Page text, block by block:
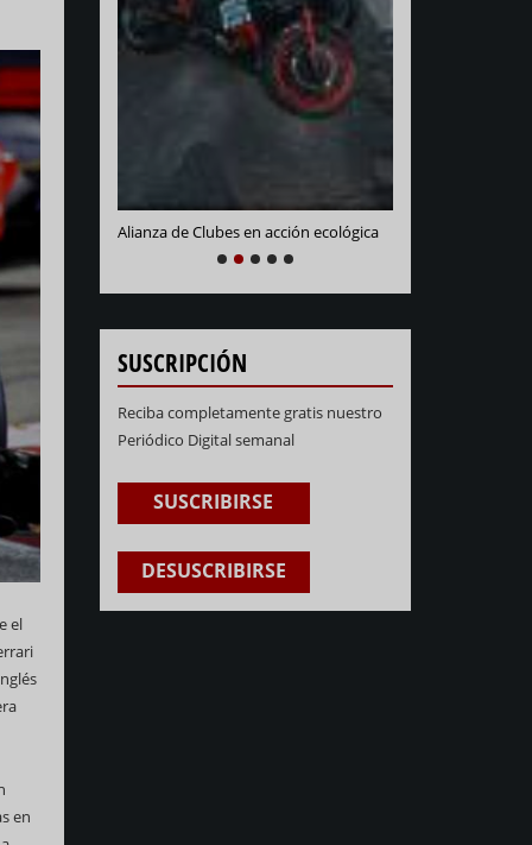
el
en
Habana
Alianza de Clubes en acción ecológica
PREVIOUS
SUSCRIPCIÓN
Reciba completamente gratis nuestro
Periódico Digital semanal
SUSCRIBIRSE
DESUSCRIBIRSE